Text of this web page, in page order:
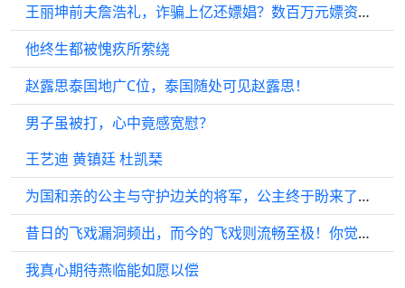
王丽坤前夫詹浩礼，诈骗上亿还嫖娼？数百万元嫖资，惊呆网友！
他终生都被愧疚所萦绕
赵露思泰国地广C位，泰国随处可见赵露思！
男子虽被打，心中竟感宽慰？
王艺迪 黄镇廷 杜凯琹
为国和亲的公主与守护边关的将军，公主终于盼来了她心仪、纵横沙场的将军燕临前来救援，燕临，战事结束后便迎娶公主吧…
昔日的飞戏漏洞频出，而今的飞戏则流畅至极！你觉得哪个更吸引人呢？
我真心期待燕临能如愿以偿